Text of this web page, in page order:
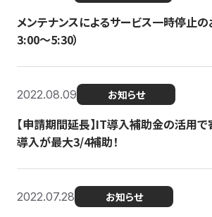
メンテナンスによるサービス一時停止の
3:00〜5:30）
2022.08.09 お知らせ
【申請期間延長】IT導入補助金の活用
導入が最大3/4補助！
2022.07.28 お知らせ